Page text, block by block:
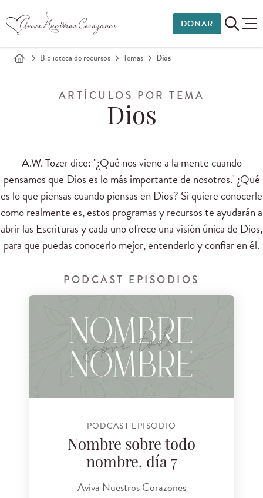
DONAR
Biblioteca de recursos Temas Dios
ARTÍCULOS POR TEMA
Dios
A.W.Tozerdice: "¿Qué nos vienea la mentecuando
pensamos que Dios es lomás importante de nosotros."¿Qué
es loque piensas cuandopiensas en Dios? Si quiereconocerle
como realmentees, estos programas y recursosteayudarán a
abrirlas Escriturasy cada unoofrece una visión únicade Dios,
para que puedas conocerlo mejor, entenderloy confiar en él.
PODCAST EPISODIOS
PODCAST EPISODIO
Nombre sobre todo
nombre, día 7
Aviva Nuestros Corazones